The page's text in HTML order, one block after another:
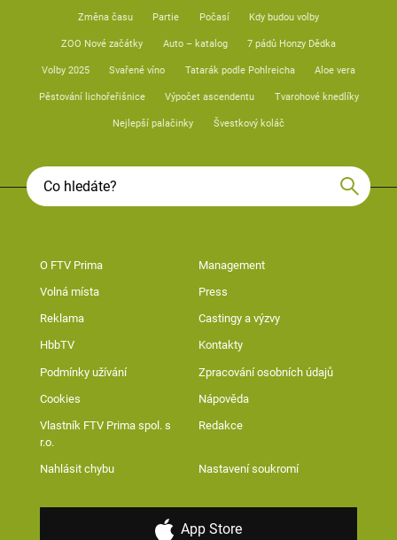
Změna času Partie Počasí Kdy budou volby
ZOO Nové začátky Auto – katalog 7 pádů Honzy Dědka
Volby 2025 Svařené víno Tatarák podle Pohlreicha Aloe vera
Pěstování lichořeřišnice Výpočet ascendentu Tvarohové knedlíky
Nejlepší palačinky Švestkový koláč
O FTV Prima Management
Volná místa Press
Reklama Castingy a výzvy
HbbTV Kontakty
Podmínky užívání Zpracování osobních údajů
Cookies Nápověda
Vlastník FTV Prima spol. s
r.o.
Redakce
Nahlásit chybu Nastavení soukromí
App Store